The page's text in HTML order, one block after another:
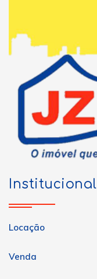
Institucional
Locação
Venda